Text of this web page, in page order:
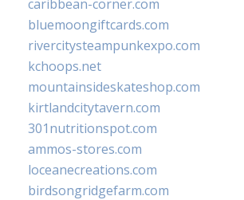
caribbean-corner.com
bluemoongiftcards.com
rivercitysteampunkexpo.com
kchoops.net
mountainsideskateshop.com
kirtlandcitytavern.com
301nutritionspot.com
ammos-stores.com
loceanecreations.com
birdsongridgefarm.com